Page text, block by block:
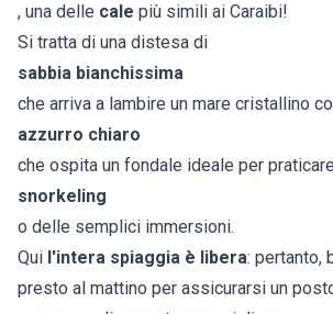
, una delle cale più simili ai Caraibi!
Si tratta di una distesa di
sabbia bianchissima
che arriva a lambire un mare cristallino
azzurro chiaro
che ospita un fondale ideale per
snorkeling
o delle semplici immersioni.
Qui l'intera spiaggia è libera: pertanto,
presto al mattino per assicurarsi un